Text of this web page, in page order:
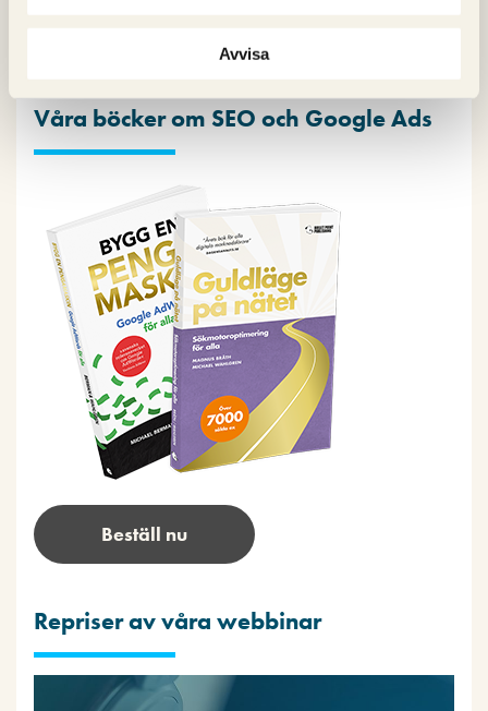
Avvisa
Våra böcker om SEO och Google Ads
Beställ nu
Repriser av våra webbinar